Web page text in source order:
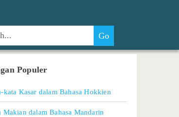
Populer
kata Kasar dalam Bahasa Hokkien
Makian dalam Bahasa Mandarin